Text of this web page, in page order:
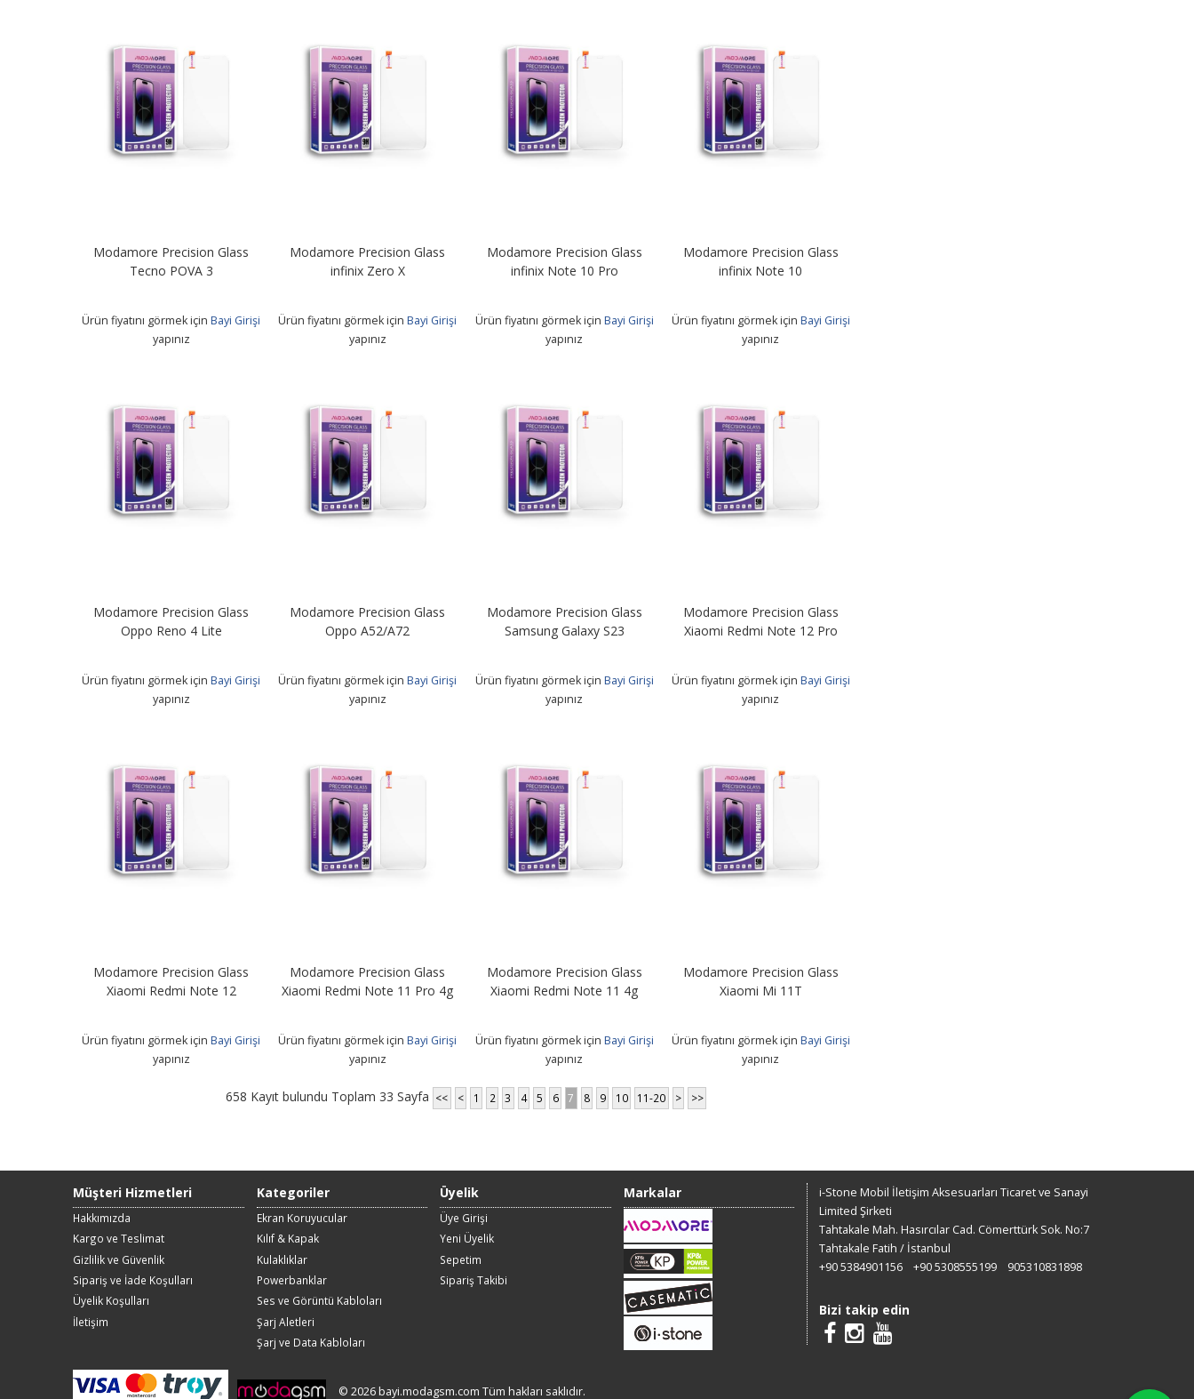
Modamore Precision Glass
Tecno POVA 3
Ürün fiyatını görmek içinBayi Girişi
yapınız
Modamore Precision Glass
infinix Zero X
Ürün fiyatını görmek içinBayi Girişi
yapınız
Modamore Precision Glass
infinix Note 10 Pro
Ürün fiyatını görmek için Bayi Girişi
yapınız
Modamore Precision Glass
infinix Note 10
Ürün fiyatını görmek için Bayi Girişi
yapınız
Modamore Precision Glass
Oppo Reno 4 Lite
Ürün fiyatını görmek içinBayi Girişi
yapınız
Modamore Precision Glass
Oppo A52/A72
Ürün fiyatını görmek içinBayi Girişi
yapınız
Modamore Precision Glass
Samsung Galaxy S23
Ürün fiyatını görmek için Bayi Girişi
yapınız
Modamore Precision Glass
Xiaomi Redmi Note 12 Pro
Ürün fiyatını görmek için Bayi Girişi
yapınız
Modamore Precision Glass
Xiaomi Redmi Note 12
Ürün fiyatını görmek içinBayi Girişi
yapınız
Modamore Precision Glass
Xiaomi Redmi Note 11 Pro 4g
Ürün fiyatını görmek içinBayi Girişi
yapınız
Modamore Precision Glass
Xiaomi Redmi Note 11 4g
Ürün fiyatını görmek için Bayi Girişi
yapınız
Modamore Precision Glass
Xiaomi Mi 11T
Ürün fiyatını görmek için Bayi Girişi
yapınız
658 Kayıt bulundu Toplam 33 Sayfa << < 1 2 3 4 5 6 7 8 9 10 11-20 > >>
Müşteri Hizmetleri
Hakkımızda
Kargo ve Teslimat
Gizlilik ve Güvenlik
Sipariş ve İade Koşulları
Üyelik Koşulları
İletişim
Kategoriler
Ekran Koruyucular
Kılıf & Kapak
Kulaklıklar
Powerbanklar
Ses ve Görüntü Kabloları
Şarj Aletleri
Şarj ve Data Kabloları
Üyelik
Üye Girişi
Yeni Üyelik
Sepetim
Sipariş Takibi
Markalar
i-Stone Mobil İletişim Aksesuarları Ticaret ve Sanayi
Limited Şirketi
Tahtakale Mah. Hasırcılar Cad. Cömerttürk Sok. No:7
Tahtakale Fatih / İstanbul
+90 5384901156
+90 5308555199 905310831898
Bizi takip edin
© 2026 bayi.modagsm.com Tüm hakları saklıdır.